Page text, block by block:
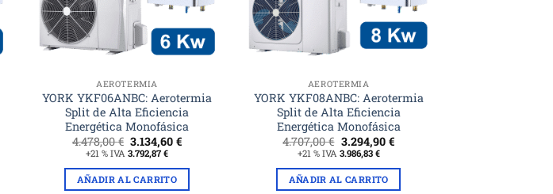
AEROTERMIA
YORK YKF06ANBC: Aerotermia
Split de Alta Eficiencia
Energética Monofásica
4.478,00€ El
precio
original
era:
4.478,00 €.
3.134,60€El
es:
+21 % IVA 3.792,87 €
AÑADIR AL CARRITO
AEROTERMIA
YORK YKF08ANBC: Aerotermia
Split de Alta Eficiencia
Energética Monofásica
4.707,00€ El
precio
original
era:
4.707,00 €.
3.294,90 €El
es:
+21 % IVA 3.986,83 €
AÑADIR AL CARRITO